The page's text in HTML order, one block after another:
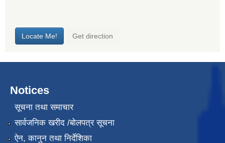
Notices
सूचना तथा समाचार
सार्वजनिक खरीद /बोलपत्र सूचना
ऐन, कानुन तथा निर्देशिका